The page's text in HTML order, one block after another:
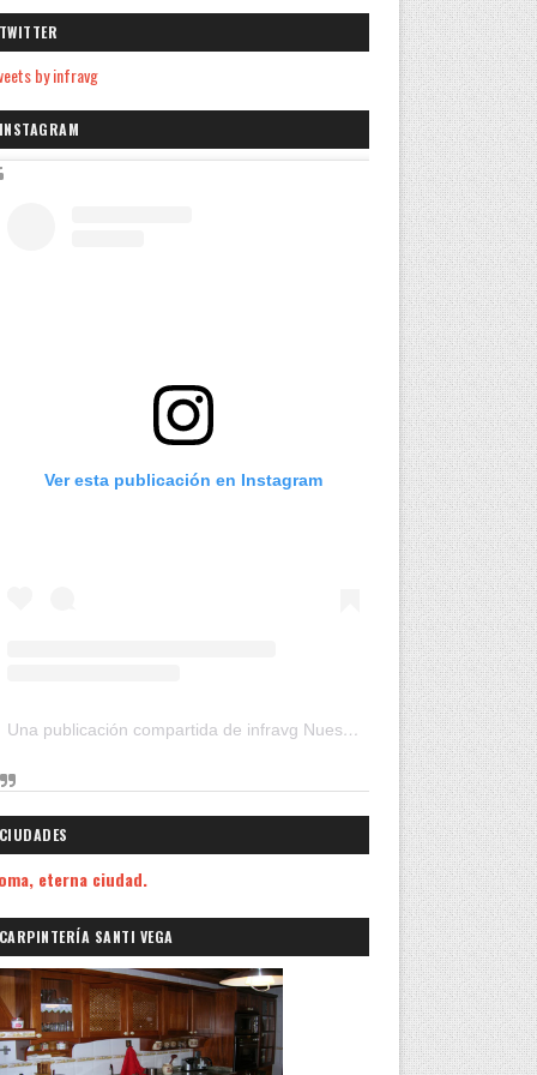
by infravg
Ver esta publicación en Instagram
Una publicación compartida de infravg Nuestros Viajes (@infravg)
eterna ciudad.
SANTI VEGA